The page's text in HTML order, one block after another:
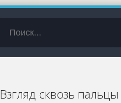
Взгляд сквозь